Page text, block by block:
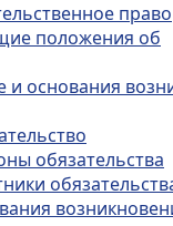
право
положения об
и основания
обязательства